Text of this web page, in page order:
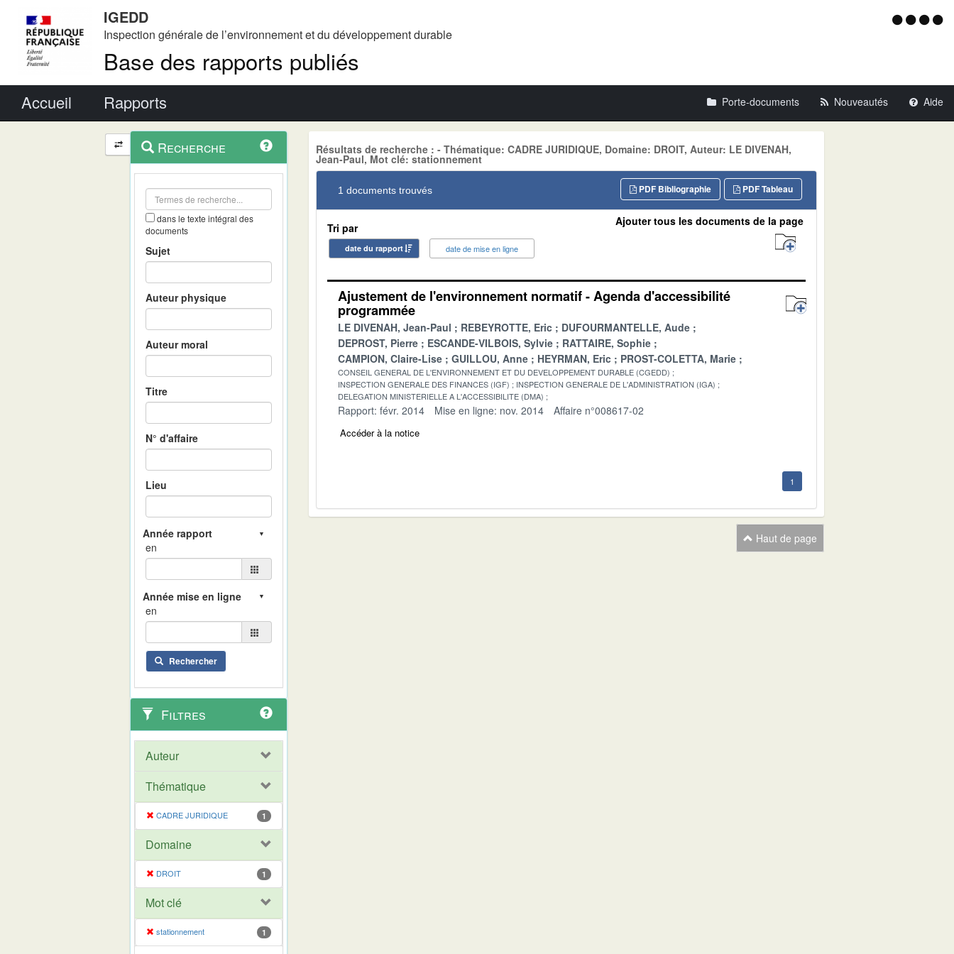
IGEDD
Inspection générale de l’environnement et du développement durable
Base des rapports publiés
Menu
Accueil Rapports Porte-documents Nouveautés Aide
Navigation
et
outils
contextuel
Recherche
dans le texte intégral des
documents
Sujet
Auteur physique
Auteur moral
Titre
N° d'affaire
Lieu
en
en
Rechercher
Filtres
Auteur
Thématique
CADRE JURIDIQUE 1
Domaine
DROIT 1
Mot clé
stationnement 1
Résultats de recherche : - Thématique: CADRE JURIDIQUE, Domaine: DROIT, Auteur: LE DIVENAH,
Jean-Paul, Mot clé: stationnement
1 documents trouvés PDF Tableau
PDF Bibliographie
Tri par
date du rapport date de mise en ligne
Ajouter tous les documents de la page
Ajustement de l'environnement normatif - Agenda d'accessibilité
programmée
LE DIVENAH, Jean-Paul REBEYROTTE, Eric
DUFOURMANTELLE, Aude
DEPROST, Pierre
ESCANDE-VILBOIS, Sylvie
RATTAIRE, Sophie
CAMPION, Claire-Lise
GUILLOU, Anne HEYRMAN, Eric PROST-COLETTA, Marie
CONSEIL GENERAL DE L'ENVIRONNEMENT ET DU DEVELOPPEMENT DURABLE (CGEDD)
INSPECTION GENERALE DES FINANCES (IGF)
INSPECTION GENERALE DE L'ADMINISTRATION (IGA)
DELEGATION MINISTERIELLE A L'ACCESSIBILITE (DMA)
Rapport: févr. 2014 Mise en ligne: nov. 2014 Affaire n°008617-02
Accéder à la notice
1
Haut de page